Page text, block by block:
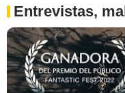
Entrevistas,